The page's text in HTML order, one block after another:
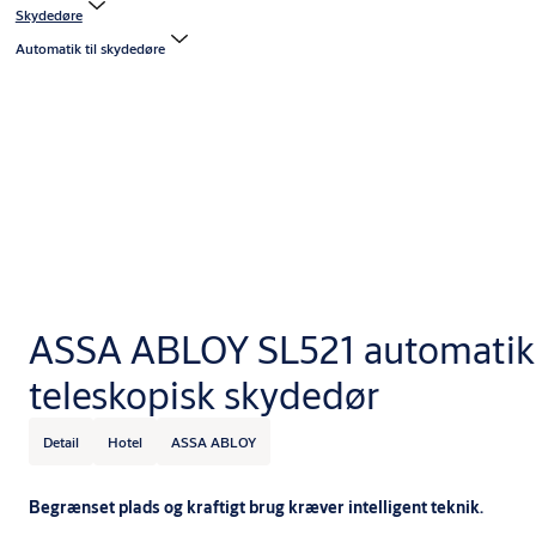
Skydedøre
Automatik til skydedøre
ASSA ABLOY SL521
teleskopisk skydedør
Detail Hotel ASSA ABLOY
Begrænset plads og kraftigt brug kræver intelligent teknik.